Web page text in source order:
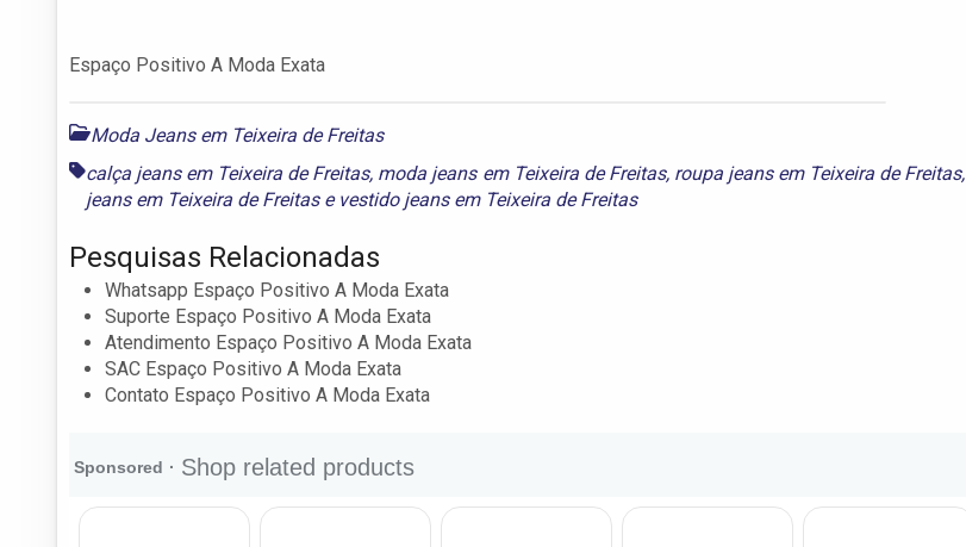
Espaço Positivo A Moda Exata
Moda Jeans em Teixeira de Freitas
calça jeans em Teixeira de Freitas, moda jeans em Teixeira de Freitas, roupa jeans em Teixeira de Freitas,
jeans em Teixeira de Freitase vestido jeans em Teixeira de Freitas
Pesquisas Relacionadas
Whatsapp Espaço Positivo A Moda Exata
Suporte Espaço Positivo A Moda Exata
Atendimento Espaço Positivo A Moda Exata
SAC Espaço Positivo A Moda Exata
Contato Espaço Positivo A Moda Exata